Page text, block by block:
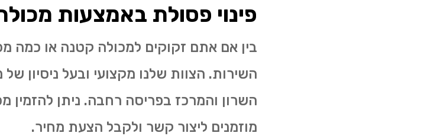
פינוי פסולת באמצעות
בין אם אתם זקוקים למכולה קטנה או כמה
השירות. הצוות שלנו מקצועי ובעל ניסיון
השרון והמרכז בפריסה רחבה. ניתן להזמין
מוזמנים ליצור קשר ולקבל הצעת מחיר.